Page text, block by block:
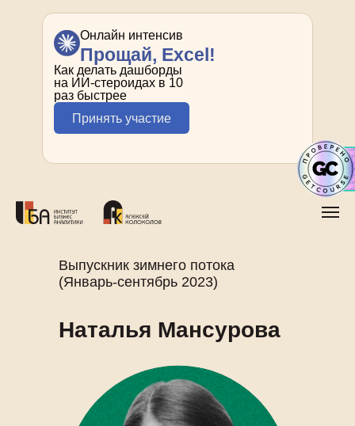
Онлайн интенсив
Прощай, Excel!
Как делать дашборды
на ИИ-стероидах в 10
раз быстрее
Принять участие
Наталья Мансурова
Выпускник зимнего потока
(Январь-сентябрь 2023)